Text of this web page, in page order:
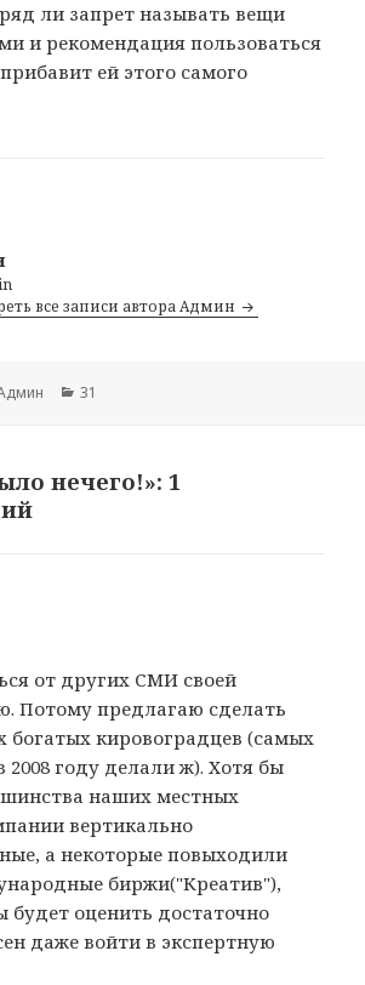
ли запрет называть вещи
и рекомендация пользоваться
ей этого самого
все записи автора Админ
Рубрики
31
нечего!»: 1
от других СМИ своей
Потому предлагаю сделать
богатых кировоградцев (самых
2008 году делали ж). Хотя бы
наших местных
вертикально
а некоторые повыходили
биржи("Креатив"),
будет оценить достаточно
даже войти в экспертную